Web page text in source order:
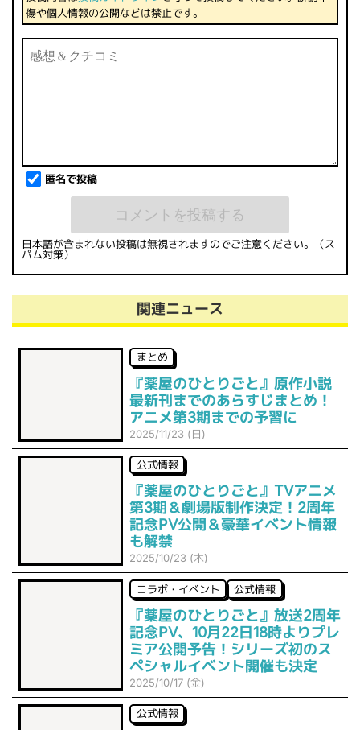
傷や個人情報の公開などは禁止です。
匿名で投稿
日本語が含まれない投稿は無視されますのでご注意ください。（ス
パム対策）
関連ニュース
まとめ
『薬屋のひとりごと』原作小説
最新刊までのあらすじまとめ！
アニメ第3期までの予習に
2025/11/23 (日)
公式情報
『薬屋のひとりごと』TVアニメ
第3期＆劇場版制作決定！2周年
記念PV公開＆豪華イベント情報
も解禁
2025/10/23 (木)
コラボ・イベント 公式情報
『薬屋のひとりごと』放送2周年
記念PV、10月22日18時よりプレ
ミア公開予告！シリーズ初のス
ペシャルイベント開催も決定
2025/10/17 (金)
公式情報